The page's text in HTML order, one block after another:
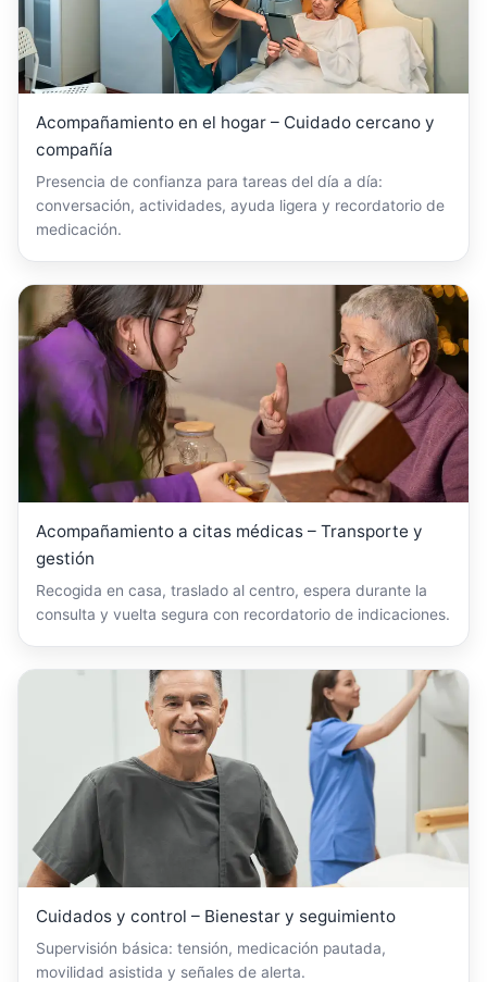
Acompañamiento en el hogar – Cuidado cercano y
compañía
Presencia de confianza para tareas del día a día:
conversación, actividades, ayuda ligera y recordatorio de
medicación.
Acompañamiento a citas médicas – Transporte y
gestión
Recogida en casa, traslado al centro, espera durante la
consulta y vuelta segura con recordatorio de indicaciones.
Cuidados y control – Bienestar y seguimiento
Supervisión básica: tensión, medicación pautada,
movilidad asistida y señales de alerta.